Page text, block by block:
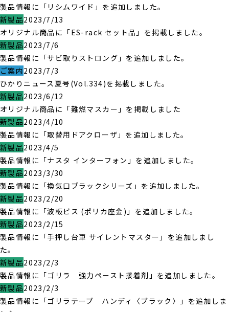
製品情報に「リシムワイド」を追加しました。
新製品2023/7/13
オリジナル商品に「ES-rack セット品」を掲載しました。
新製品2023/7/6
製品情報に「サビ取りストロング」を追加しました。
ご案内2023/7/3
ひかりニュース夏号(Vol.334)を掲載しました。
新製品2023/6/12
オリジナル商品に「難燃マスカー」を掲載しました
新製品2023/4/10
製品情報に「取替用ドアクローザ」を追加しました。
新製品2023/4/5
製品情報に「ナスタ インターフォン」を追加しました。
新製品2023/3/30
製品情報に「換気口ブラックシリーズ」を追加しました。
新製品2023/2/20
製品情報に「波板ビス (ポリカ座金)」を追加しました。
新製品2023/2/15
製品情報に「手押し台車 サイレントマスター」を追加しまし
た。
新製品2023/2/3
製品情報に「ゴリラ 強力ペースト接着剤」を追加しました。
新製品2023/2/3
製品情報に「ゴリラテープ ハンディ〈ブラック〉」を追加しま